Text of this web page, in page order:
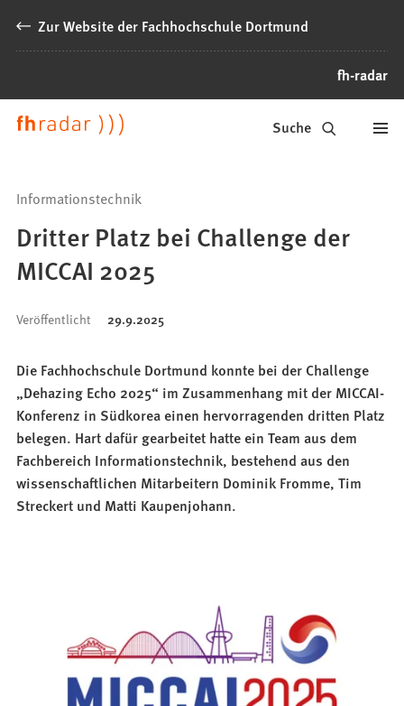
Inhalt anspringen
Zur Website der Fachhochschule Dortmund
fh-radar
News
FH
Dortmund
Suche
Informationstechnik
Dritter Platz bei Challenge der
MICCAI 2025
Veröffentlicht 29.9.2025
Die Fachhochschule Dortmund konnte bei der Challenge
„Dehazing Echo 2025“ im Zusammenhang mit der MICCAI-
Konferenz in Südkorea einen hervorragenden dritten Platz
belegen. Hart dafür gearbeitet hatte ein Team aus dem
Fachbereich Informationstechnik, bestehend aus den
wissenschaftlichen Mitarbeitern Dominik Fromme, Tim
Streckert und Matti Kaupenjohann.